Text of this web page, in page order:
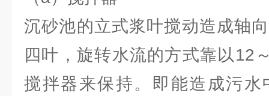
沉砂池的立式浆叶搅动造成轴
四叶，旋转水流的方式靠以12
搅拌器来保持。即能造成污水